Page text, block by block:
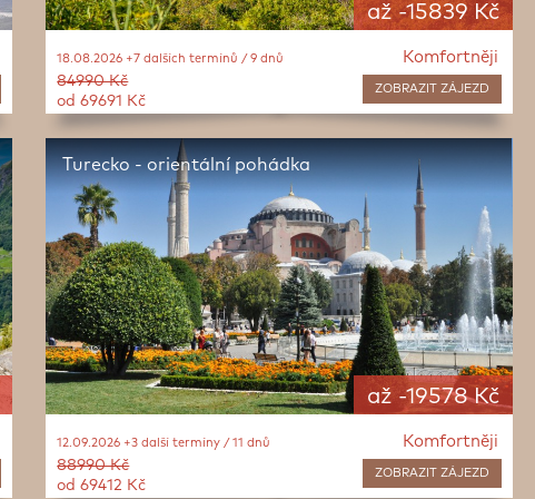
až -15839 Kč
Komfortněji
ZOBRAZIT ZÁJEZD
18.08.2026 +7 dalších termínů / 9 dnů
84990 Kč
od 69691 Kč
až -19578 Kč
Turecko - orientální pohádka
Komfortněji
ZOBRAZIT ZÁJEZD
12.09.2026 +3 další termíny / 11 dnů
88990 Kč
od 69412 Kč